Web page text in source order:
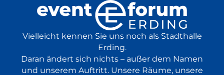
in Starbesetzung live vor Ort
Volksmusik
25.10.
2026
18:00 Uhr ab 37,20 €
Vielleicht kennen Sie uns noch als Stadthalle
Erding.
Daran ändert sich nichts – außer dem Namen
und unserem Auftritt. Unsere Räume, unsere